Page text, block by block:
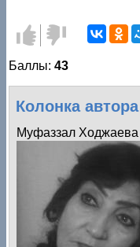
Голос
за!
Голос
против!
Баллы:43
Колонка автора
Муфаззал Ходжаева